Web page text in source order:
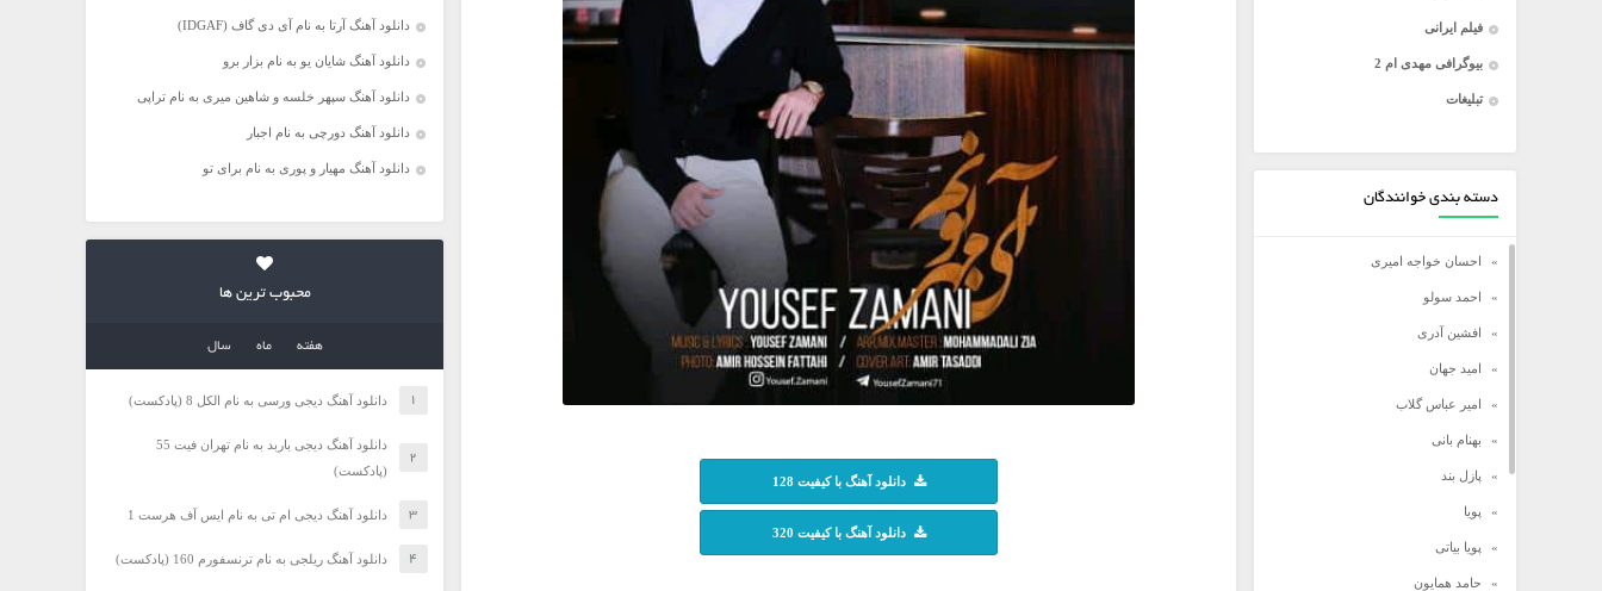
فیلم ایرانی
بیوگرافی مهدی ام 2
تبلیغات
دسته بندی خوانندگان
احسان خواجه امیری
احمد سولو
افشین آدری
امید جهان
امیر عباس گلاب
بهنام بانی
پازل بند
پویا
پویا بیاتی
حامد همایون
دانلود آهنگ با کیفیت 128
دانلود آهنگ با کیفیت 320
دانلود آهنگ آرتا به نام آی دی گاف (IDGAF)
دانلود آهنگ شایان یو به نام بزار برو
دانلود آهنگ سپهر خلسه و شاهین میری به نام تراپی
دانلود آهنگ دورچی به نام اجبار
دانلود آهنگ مهیار و پوری به نام برای تو
محبوب ترین ها
هفته ماه سال
دانلود آهنگ دیجی ورسی به نام الکل 8 (پادکست)
دانلود آهنگ دیجی باربد به نام تهران فیت 55
(پادکست)
دانلود آهنگ دیجی ام تی به نام ایس آف هرست 1
دانلود آهنگ ریلجی به نام ترنسفورم 160 (پادکست)